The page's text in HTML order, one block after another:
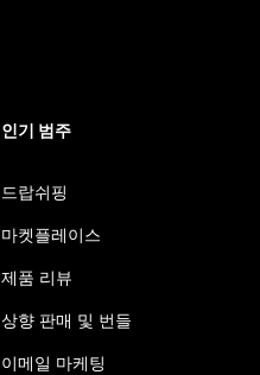
인기 범주
드랍쉬핑
마켓플레이스
제품 리뷰
상향 판매 및 번들
이메일 마케팅